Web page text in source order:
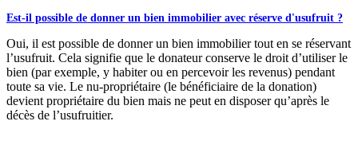
Est-il possible de donner un bien immobilier avec réserve d'usufruit ?
Oui, il est possible de donner un bien immobilier tout en se réservant
l’usufruit. Cela signifie que le donateur conserve le droit d’utiliser le
bien (par exemple, y habiter ou en percevoir les revenus) pendant
toute sa vie. Le nu-propriétaire (le bénéficiaire de la donation)
devient propriétaire du bien mais ne peut en disposer qu’après le
décès de l’usufruitier.